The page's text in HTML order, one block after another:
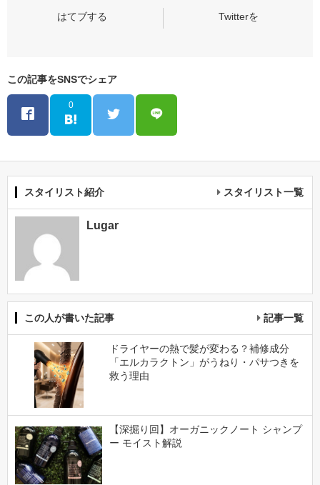
この記事をSNSでシェア
0
スタイリスト紹介 スタイリスト一覧
Lugar
この人が書いた記事 記事一覧
ドライヤーの熱で髪が変わる？補修成分
「エルカラクトン」がうねり・パサつきを
救う理由
【深掘り回】オーガニックノート シャンプ
ー モイスト解説